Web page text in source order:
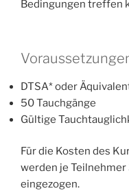
Bedingungen treffen
DTSA* oder
50 Tauchgänge
Gültige
Für die Kosten des
werden je
eingezogen.